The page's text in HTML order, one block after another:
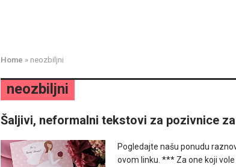
Home » neozbiljni
neozbiljni
Šaljivi, neformalni tekstovi za pozivnice
Pogledajte našu ponudu
ovom linku. *** Za one koji